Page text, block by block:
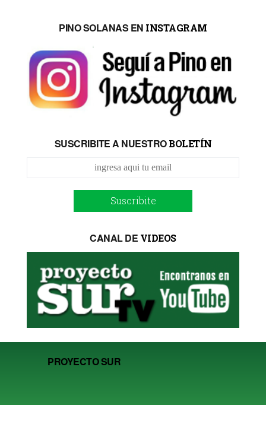
PINO SOLANAS EN INSTAGRAM
SUSCRIBITE A NUESTROBOLETÍN
Suscribite
CANAL DE VIDEOS
PROYECTO SUR